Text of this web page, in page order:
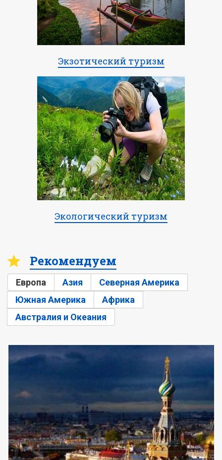
Экзотический туризм
Экологический туризм
Рекомендуем
Европа Азия
Северная Америка
Южная Америка
Африка
Австралия и Океания